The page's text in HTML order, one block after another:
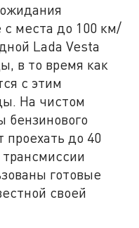
места до 100 км/
Lada Vesta
в то время как
с этим
На чистом
бензинового
проехать до 40
готовые
своей